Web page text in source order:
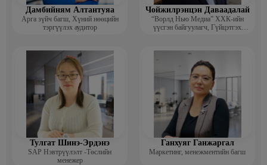
Дамбийням Алтантуяа
Арга зүйч багш, Хүний нөөцийн
тэргүүлэх аудитор
Чойжилрэнцэн Даваадалай
“Ворлд Нью Медиа” ХХК-ийн
үүсгэн байгуулагч, Гүйцэтгэх
Тулгат Шинэ-Эрдэнэ
SAP Нэвтрүүлэлт -Төслийн
менежер
Ганхуяг Ганжаргал
Маркетинг, менежментийн багш